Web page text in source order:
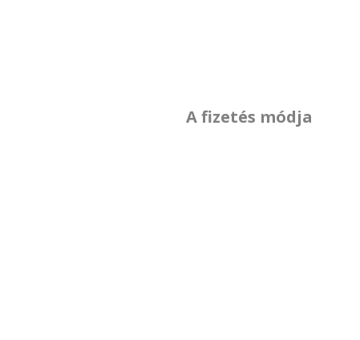
A fizetés módja